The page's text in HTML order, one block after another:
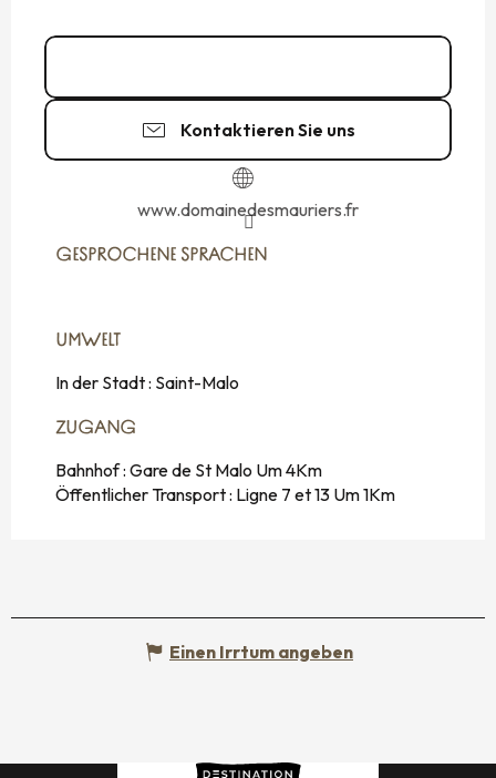
Kontaktieren Sie uns
www.domainedesmauriers.fr
GESPROCHENE SPRACHEN
GESPROCHENE SPRACHEN
UMWELT
UMWELT
In der Stadt : Saint-Malo
ZUGANG
ZUGANG
Bahnhof : Gare de St Malo Um 4Km
Öffentlicher Transport : Ligne 7 et 13 Um 1Km
Einen Irrtum angeben